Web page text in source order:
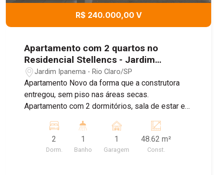
R$ 240.000,00 V
Apartamento com 2 quartos no
Residencial Stellencs - Jardim
Ipanema, Rio Claro/SP
Jardim Ipanema - Rio Claro/SP
Apartamento Novo da forma que a construtora
entregou, sem piso nas áreas secas.
Apartamento com 2 dormitórios, sala de estar e
lavanderia, garagem para 1 carro
2
Dorm.
1
Banho
1
Garagem
48.62 m²
Const.